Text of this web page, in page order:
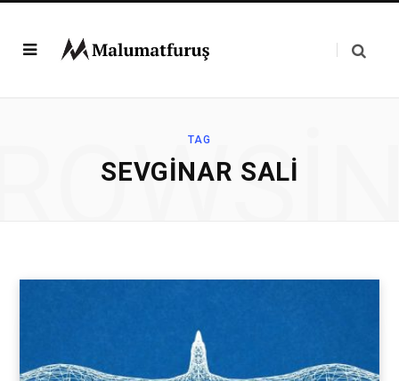
TAG
SEVGINAR SALI